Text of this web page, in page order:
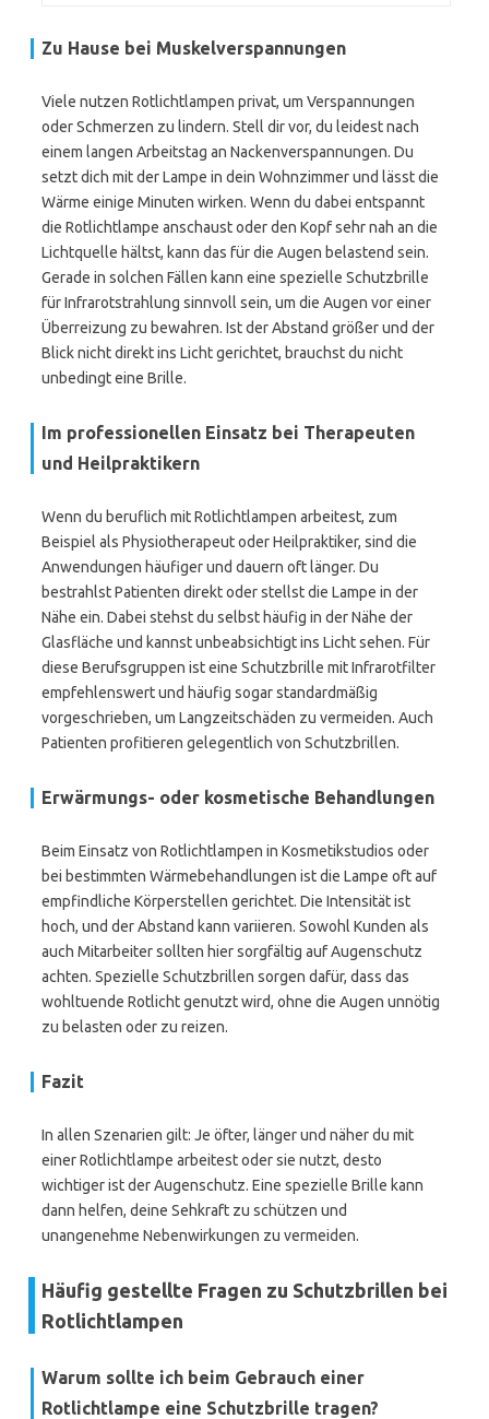
Zu Hause bei Muskelverspannungen
Viele nutzen Rotlichtlampen privat, um Verspannungen
oder Schmerzen zu lindern. Stell dir vor, du leidest nach
einem langen Arbeitstag an Nackenverspannungen. Du
setzt dich mit der Lampe in dein Wohnzimmer und lässt die
Wärme einige Minuten wirken. Wenn du dabei entspannt
die Rotlichtlampe anschaust oder den Kopf sehr nah an die
Lichtquelle hältst, kann das für die Augen belastend sein.
Gerade in solchen Fällen kann eine spezielle Schutzbrille
für Infrarotstrahlung sinnvoll sein, um die Augen vor einer
Überreizung zu bewahren. Ist der Abstand größer und der
Blick nicht direkt ins Licht gerichtet, brauchst du nicht
unbedingt eine Brille.
Im professionellen Einsatz bei Therapeuten
und Heilpraktikern
Wenn du beruflich mit Rotlichtlampen arbeitest, zum
Beispiel als Physiotherapeut oder Heilpraktiker, sind die
Anwendungen häufiger und dauern oft länger. Du
bestrahlst Patienten direkt oder stellst die Lampe in der
Nähe ein. Dabei stehst du selbst häufig in der Nähe der
Glasfläche und kannst unbeabsichtigt ins Licht sehen. Für
diese Berufsgruppen ist eine Schutzbrille mit Infrarotfilter
empfehlenswert und häufig sogar standardmäßig
vorgeschrieben, um Langzeitschäden zu vermeiden. Auch
Patienten profitieren gelegentlich von Schutzbrillen.
Erwärmungs- oder kosmetische Behandlungen
Beim Einsatz von Rotlichtlampen in Kosmetikstudios oder
bei bestimmten Wärmebehandlungen ist die Lampe oft auf
empfindliche Körperstellen gerichtet. Die Intensität ist
hoch, und der Abstand kann variieren. Sowohl Kunden als
auch Mitarbeiter sollten hier sorgfältig auf Augenschutz
achten. Spezielle Schutzbrillen sorgen dafür, dass das
wohltuende Rotlicht genutzt wird, ohne die Augen unnötig
zu belasten oder zu reizen.
Fazit
In allen Szenarien gilt: Je öfter, länger und näher du mit
einer Rotlichtlampe arbeitest oder sie nutzt, desto
wichtiger ist der Augenschutz. Eine spezielle Brille kann
dann helfen, deine Sehkraft zu schützen und
unangenehme Nebenwirkungen zu vermeiden.
Häufig gestellte Fragen zu Schutzbrillen bei
Rotlichtlampen
Warum sollte ich beim Gebrauch einer
Rotlichtlampe eine Schutzbrille tragen?